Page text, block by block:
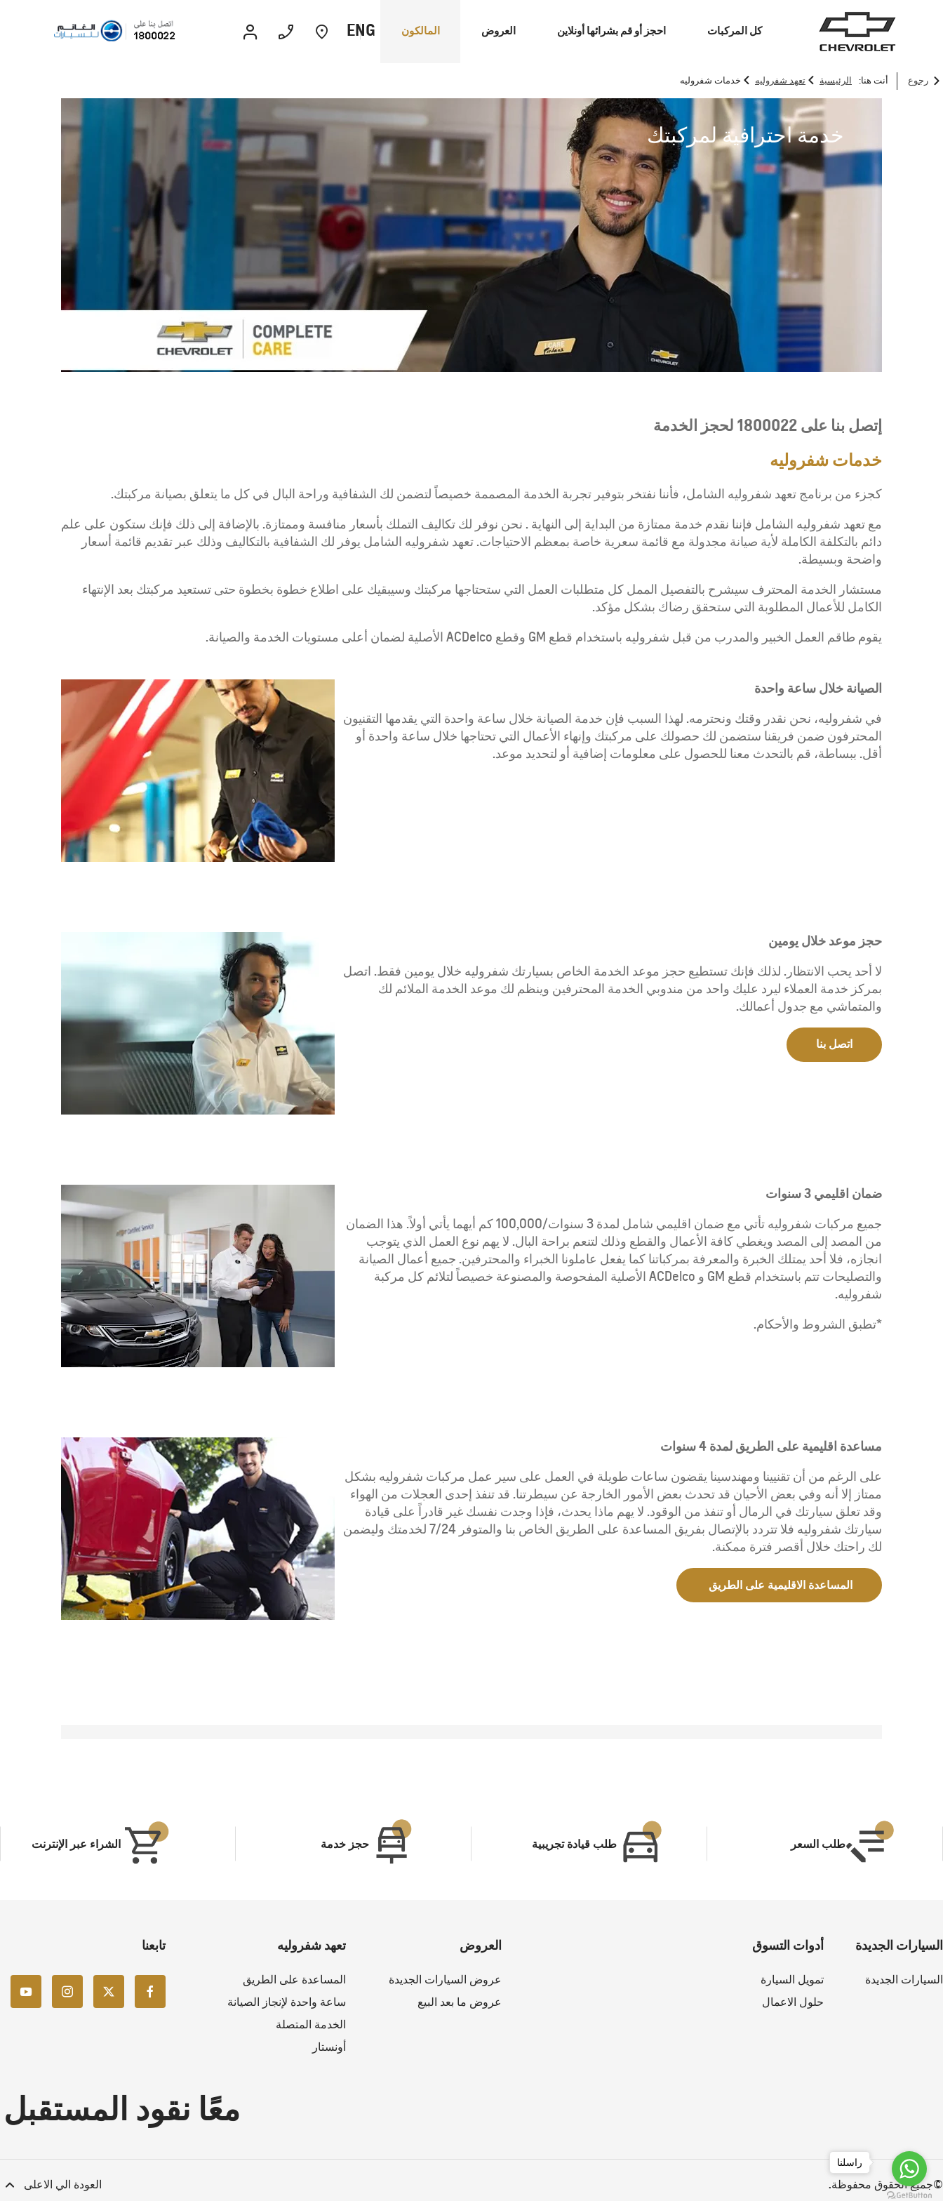
ENG كل المركبات احجز أو قم بشرائها أونلاين العروض المالكون
سيارات الدفع الرباعي الشاحنات EUV سيدان
ترافرس 2026
إبتداء من 12,999 د.ك‏
2025 بليزر 2024
إبتداء من 11,999 د.ك
تاهو 2026
إبتداء من 17,499 د.ك‏
سوبربان 2026 جرووف 2026
2025
EXPERIENCE
CHEVROLET TITLE
Lobortis felis. Proin molestie
faucibus velit, nec auctor nulla.
Sed arcu lacus, ullamcorper
Find Out More
رجوع أنت هنا: الرئيسية > تعهد شفروليه > خدمات شفروليه
خدمة احترافية لمركبتك
إتصل بنا على 1800022 لحجز الخدمة
خدمات شفروليه
كجزء من برنامج تعهد شفروليه الشامل، فأننا نفتخر بتوفير تجربة الخدمة المصممة خصيصاً لتضمن لك الشفافية وراحة البال في كل ما يتعلق بصيانة مركبتك.
مع تعهد شفروليه الشامل فإننا نقدم خدمة ممتازة من البداية إلى النهاية . نحن نوفر لك تكاليف التملك بأسعار منافسة وممتازة. بالإضافة إلى ذلك فإنك ستكون على علم
دائم بالتكلفة الكاملة لأية صيانة مجدولة مع قائمة سعرية خاصة بمعظم الاحتياجات. تعهد شفروليه الشامل يوفر لك الشفافية بالتكاليف وذلك عبر تقديم قائمة أسعار
واضحة وبسيطة.
مستشار الخدمة المحترف سيشرح بالتفصيل الممل كل متطلبات العمل التي ستحتاجها مركبتك وسيبقيك على اطلاع خطوة بخطوة حتى تستعيد مركبتك بعد الإنتهاء
الكامل للأعمال المطلوبة التي ستحقق رضاك بشكل مؤكد.
يقوم طاقم العمل الخبير والمدرب من قبل شفروليه باستخدام قطع GM وقطع ACDelco الأصلية لضمان أعلى مستويات الخدمة والصيانة.
الصيانة خلال ساعة واحدة
في شفروليه، نحن نقدر وقتك ونحترمه. لهذا السبب فإن خدمة الصيانة خلال ساعة واحدة التي يقدمها التقنيون
المحترفون ضمن فريقنا ستضمن لك حصولك على مركبتك وإنهاء الأعمال التي تحتاجها خلال ساعة واحدة أو
أقل. ببساطة، قم بالتحدث معنا للحصول على معلومات إضافية أو لتحديد موعد.​
حجز موعد خلال يومين
لا أحد يحب الانتظار. لذلك فإنك تستطيع حجز موعد الخدمة الخاص بسيارتك شفروليه خلال يومين فقط. اتصل
بمركز خدمة العملاء ليرد عليك واحد من مندوبي الخدمة المحترفين وينظم لك موعد الخدمة الملائم لك
والمتماشي مع جدول أعمالك.
اتصل بنا
ضمان اقليمي 3 سنوات
جميع مركبات شفروليه تأتي مع ضمان اقليمي شامل لمدة 3 سنوات/100,000 كم أيهما يأتي أولاً. هذا الضمان
من المصد إلى المصد ويغطي كافة الأعمال والقطع وذلك لتنعم براحة البال. لا يهم نوع العمل الذي يتوجب
انجازه، فلا أحد يمتلك الخبرة والمعرفة بمركباتنا كما يفعل عاملونا الخبراء والمحترفين. جميع أعمال الصيانة
والتصليحات تتم باستخدام قطع GM و ACDelco الأصلية المفحوصة والمصنوعة خصيصاً لتلائم كل مركبة
شفروليه.
*تطبق الشروط والأحكام.
مساعدة اقليمية على الطريق لمدة 4 سنوات
على الرغم من أن تقنيينا ومهندسينا يقضون ساعات طويلة في العمل على سير عمل مركبات شفروليه بشكل
ممتاز إلا أنه وفي بعض الأحيان قد تحدث بعض الأمور الخارجة عن سيطرتنا. قد تنفذ إحدى العجلات من الهواء
وقد تعلق سيارتك في الرمال أو تنفذ من الوقود. لا يهم ماذا يحدث، فإذا وجدت نفسك غير قادراً على قيادة
سيارتك شفروليه فلا تتردد بالإتصال بفريق المساعدة على الطريق الخاص بنا والمتوفر 7/24 لخدمتك وليضمن
لك راحتك خلال أقصر فترة ممكنة.
المساعدة الاقليمية على الطريق
طلب السعر طلب قيادة تجريبية حجز خدمة الشراء عبر الإنترنت
السيارات الجديدة
السيارات الجديدة
أدوات التسوق
تمويل السيارة
حلول الاعمال
العروض
عروض السيارات الجديدة
عروض ما بعد البيع
تعهد شفروليه
المساعدة على الطريق
ساعة واحدة لإنجاز الصيانة
الخدمة المتصلة
أونستار
تابعنا
معًا نقود المستقبل
©جميع الحقوق محفوظة. العودة الي الاعلى
راسلنا